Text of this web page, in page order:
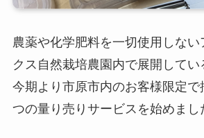
農薬や化学肥料を一切使用しない
クス自然栽培農園内で展開してい
今期より市原市内のお客様限定で
つの量り売りサービスを始めまし